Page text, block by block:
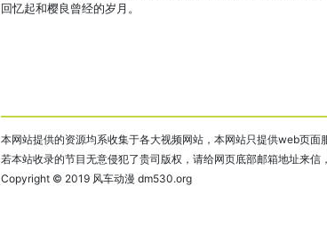
回忆起和樱良曾经的岁月。
本网站提供的资源均系收集于各大视频网站，本网站只提供web页
若本站收录的节目无意侵犯了贵司版权，请给网页底部邮箱地址来信
Copyright © 2019 风车动漫 dm530.org